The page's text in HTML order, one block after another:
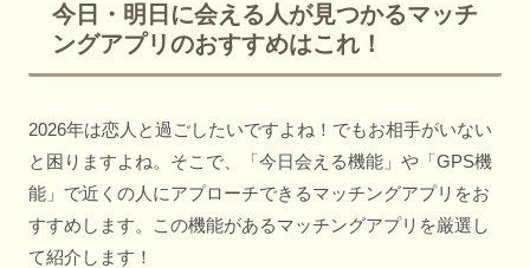
今日・明日に会える人が見つかるマッチ
ングアプリのおすすめはこれ！
2026年は恋人と過ごしたいですよね！でもお相手がいない
と困りますよね。そこで、「今日会える機能」や「GPS機
能」で近くの人にアプローチできるマッチングアプリをお
すすめします。この機能があるマッチングアプリを厳選し
て紹介します！